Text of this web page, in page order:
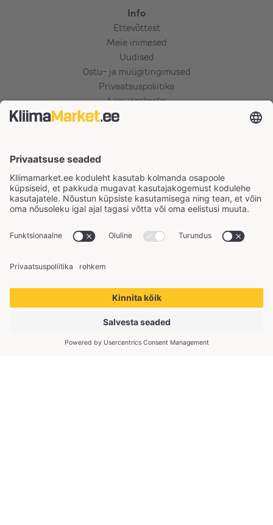
Info
Ettevõttest
Meie inimesed
Uudised
Ostu- ja müügitingimused
Privaatsuspoliitika
Liisi järelmaks
Esto järelmaks
Inbank makseviisid
LIITU UUDISKIRJAGA